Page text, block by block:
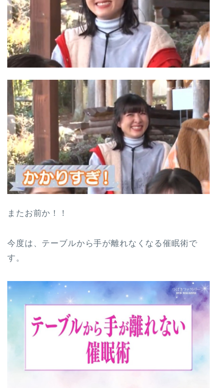
またお前か！！
今度は、テーブルから手が離れなくなる催眠術で
す。